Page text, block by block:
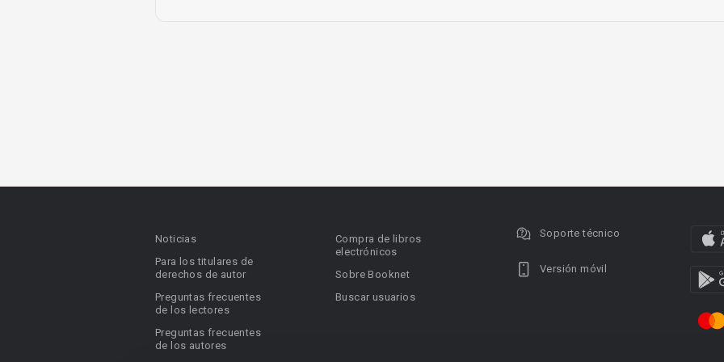
Noticias
Para los titulares de
derechos de autor
Preguntas frecuentes
de los lectores
Preguntas frecuentes
de los autores
Compra de libros
electrónicos
Sobre Booknet
Buscar usuarios
Soporte técnico
Versión móvil